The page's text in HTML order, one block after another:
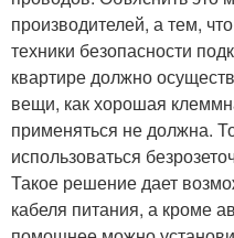
производителей, а тем,
техники безопасности
квартире должно
вещи, как хорошая
применяться не должна.
использоваться
Такое решение дает
кабеля питания, а кроме